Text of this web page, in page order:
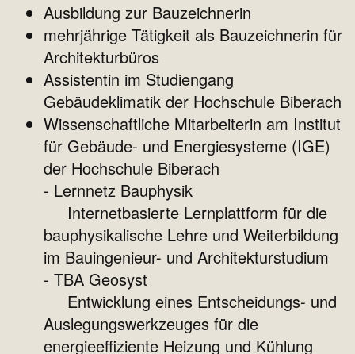
Ausbildung zur Bauzeichnerin
mehrjährige Tätigkeit als Bauzeichnerin für
Architekturbüros
Assistentin im Studiengang
Gebäudeklimatik der Hochschule Biberach
Wissenschaftliche Mitarbeiterin am Institut
für Gebäude- und Energiesysteme (IGE)
der Hochschule Biberach
- Lernnetz Bauphysik
Internetbasierte Lernplattform für die
bauphysikalische Lehre und Weiterbildung
im Bauingenieur- und Architekturstudium
- TBA Geosyst
Entwicklung eines Entscheidungs- und
Auslegungswerkzeuges für die
energieeffiziente Heizung und Kühlung